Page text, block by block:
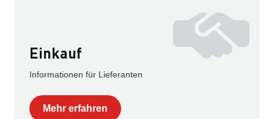
Einkauf
Informationen für Lieferanten
Mehr erfahren